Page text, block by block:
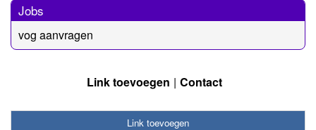
Jobs
vog aanvragen
Link toevoegen Contact
Link toevoegen